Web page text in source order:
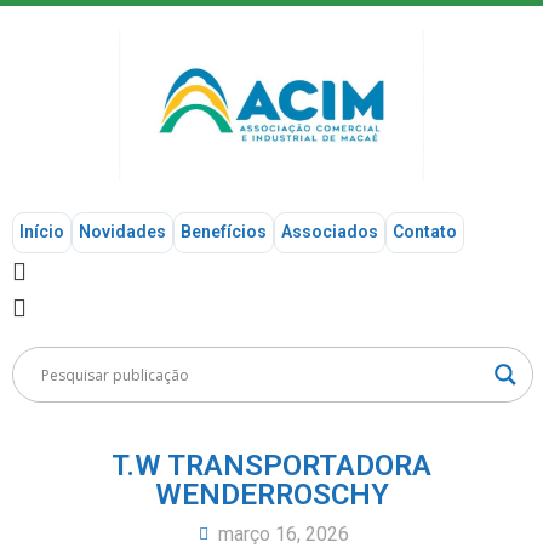
Início Novidades Benefícios Associados Contato
T.W TRANSPORTADORA
WENDERROSCHY
março 16, 2026